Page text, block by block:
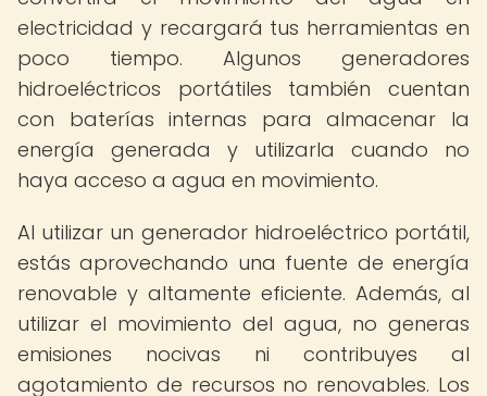
electricidad y recargará tus herramientas en
poco tiempo. Algunos generadores
hidroeléctricos portátiles también cuentan
con baterías internas para almacenar la
energía generada y utilizarla cuando no
haya acceso a agua en movimiento.
Al utilizar un generador hidroeléctrico portátil,
estás aprovechando una fuente de energía
renovable y altamente eficiente. Además, al
utilizar el movimiento del agua, no generas
emisiones nocivas ni contribuyes al
agotamiento de recursos no renovables. Los